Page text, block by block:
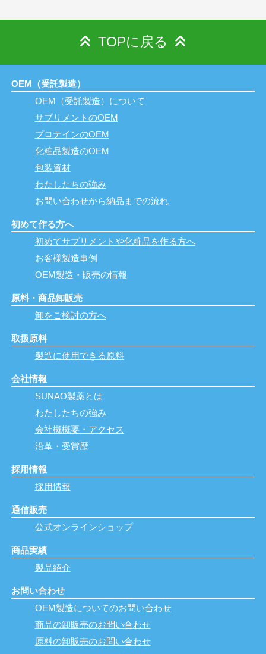
TOPに戻る
OEM（受託製造）
OEM（受託製造）について
サプリメントのOEM
プロテインのOEM
化粧品製造のOEM
包装資材
わたしたちの強み
お問い合わせから納品までの流れ
初めて作る方へ
初めてサプリメントや化粧品を作る方へ
お客様製造事例
OEM製造・販売の情報
原料・商品卸販売
卸をご検討の方へ
取扱原料
製造に使用できる原料
会社情報
SUNAO製薬とは
わたしたちの強み
会社概概要・アクセス
沿革・受賞歴
採用情報
採用情報
通信販売
公式オンラインショップ
商品実績
製品紹介
お問い合わせ
OEM製造についてのお問い合わせ
商品の卸販売のお問い合わせ
原料の卸販売のお問い合わせ